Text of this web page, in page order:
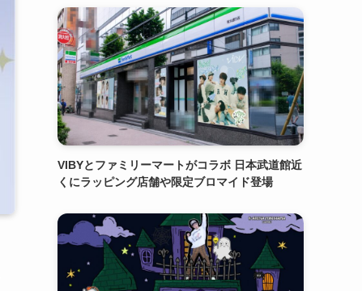
VIBYとファミリーマートがコラボ 日本武道館近
くにラッピング店舗や限定ブロマイド登場